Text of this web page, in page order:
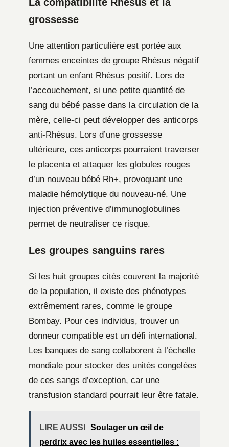
grossesse
Une attention particulière est portée aux
femmes enceintes de groupe Rhésus négatif
portant un enfant Rhésus positif. Lors de
l’accouchement, si une petite quantité de
sang du bébé passe dans la circulation de la
mère, celle-ci peut développer des anticorps
anti-Rhésus. Lors d’une grossesse
ultérieure, ces anticorps pourraient traverser
le placenta et attaquer les globules rouges
d’un nouveau bébé Rh+, provoquant une
maladie hémolytique du nouveau-né. Une
injection préventive d’immunoglobulines
permet de neutraliser ce risque.
Les groupes sanguins rares
Si les huit groupes cités couvrent la majorité
de la population, il existe des phénotypes
extrêmement rares, comme le groupe
Bombay. Pour ces individus, trouver un
donneur compatible est un défi international.
Les banques de sang collaborent à l’échelle
mondiale pour stocker des unités congelées
de ces sangs d’exception, car une
transfusion standard pourrait leur être fatale.
LIRE AUSSI
Soulager un œil de
perdrix avec les huiles essentielles :